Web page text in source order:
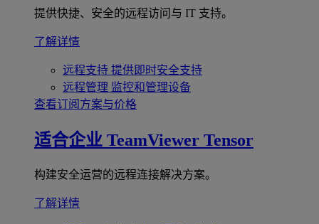
提供快捷、安全的远程访问与 IT 支持。
了解详情
远程支持 提供即时安全支持
远程管理 监控和管理设备
查看订阅方案与价格
适合企业 TeamViewer Tensor
构建安全运营的远程连接解决方案。
了解详情